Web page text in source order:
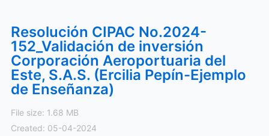
Resolución CIPAC No.2024-
152_Validación de inversión
Corporación Aeroportuaria del
Este, S.A.S. (Ercilia Pepín-Ejemplo
de Enseñanza)
File size: 1.68 MB
Created: 05-04-2024